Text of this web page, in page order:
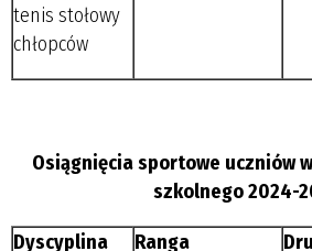
tenis stołowy
chłopców
Osiągnięcia sportowe uczniów
szkolnego 2024-
Dyscyplina Ranga